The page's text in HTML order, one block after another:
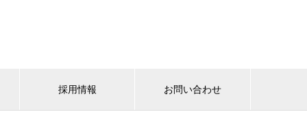
採用情報 お問い合わせ